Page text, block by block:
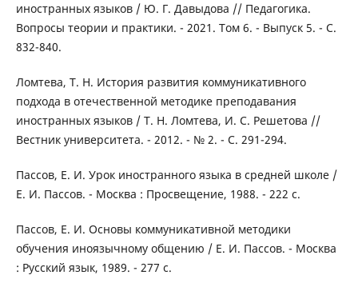
иностранных языков / Ю. Г. Давыдова // Педагогика.
Вопросы теории и практики. - 2021. Том 6. - Выпуск 5. - С.
832-840.
Ломтева, Т. Н. История развития коммуникативного
подхода в отечественной методике преподавания
иностранных языков / Т. Н. Ломтева, И. С. Решетова //
Вестник университета. - 2012. - № 2. - С. 291-294.
Пассов, Е. И. Урок иностранного языка в средней школе /
Е. И. Пассов. - Москва : Просвещение, 1988. - 222 с.
Пассов, Е. И. Основы коммуникативной методики
обучения иноязычному общению / Е. И. Пассов. - Москва
: Русский язык, 1989. - 277 с.